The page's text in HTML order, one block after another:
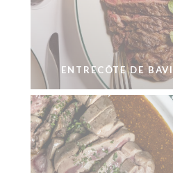
ENTRECÔTE DE